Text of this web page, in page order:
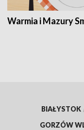
Warmia i Mazury
BIAŁYSTOK
GORZÓW